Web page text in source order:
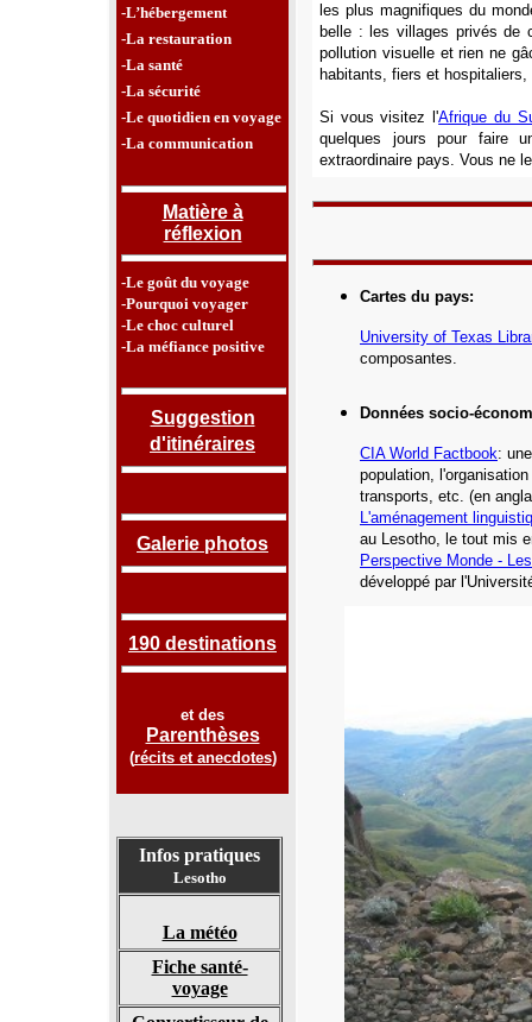
-L’hébergement
-La restauration
-La santé
-La sécurité
-Le quotidien en voyage
-La communication
Matière à
réflexion
-Le goût du voyage
-Pourquoi voyager
-Le choc culturel
-La méfiance positive
Suggestion
d'itinéraires
Galerie photos
190 destinations
et des
Parenthèses
(récits et anecdotes)
Infos pratiques
Lesotho
La météo
Fiche santé-
voyage
les plus magnifiques du
belle : les villages privés de
pollution visuelle et rien ne
habitants, fiers et
Si vous visitez l'Afrique du
quelques jours pour faire
extraordinaire pays. Vous ne
Cartes du pays:
University of Texas
composantes.
Données socio-
CIA World Factbook:
population,
transports, etc. (en
L'aménagement
au Lesotho, le tout mis
Perspective Monde -
développé par